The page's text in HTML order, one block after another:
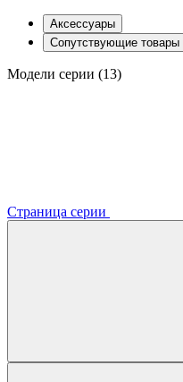
Аксессуары
Сопутствующие товары
Модели серии (13)
Страница серии